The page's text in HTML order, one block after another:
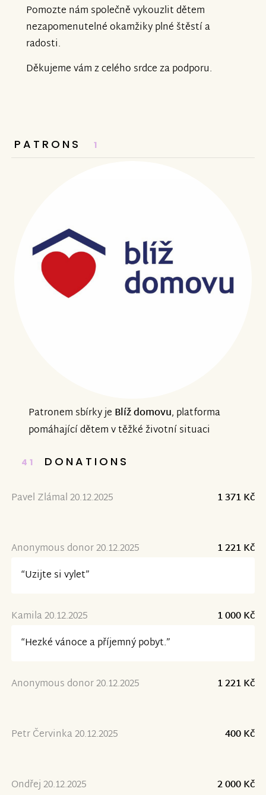
Pomozte nám společně vykouzlit dětem
nezapomenutelné okamžiky plné štěstí a
radosti.
Děkujeme vám z celého srdce za podporu.
PATRONS 1
Patronem sbírky je Blíž domovu, platforma
pomáhající dětem v těžké životní situaci
41 DONATIONS
Pavel Zlámal 20.12.2025 1 371 Kč
Anonymous donor 20.12.2025
1 221 Kč
“Uzijte si vylet”
Kamila 20.12.2025
1 000 Kč
“Hezké vánoce a příjemný pobyt.”
Anonymous donor 20.12.2025 1 221 Kč
Petr Červinka 20.12.2025 400 Kč
Ondřej 20.12.2025 2 000 Kč